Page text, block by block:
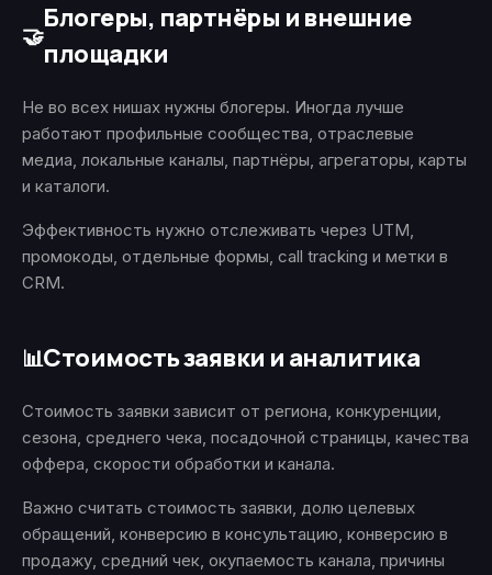
🤝
Блогеры, партнёры и внешние
площадки
Не во всех нишах нужны блогеры. Иногда лучше
работают профильные сообщества, отраслевые
медиа, локальные каналы, партнёры, агрегаторы, карты
и каталоги.
Эффективность нужно отслеживать через UTM,
промокоды, отдельные формы, call tracking и метки в
CRM.
📊Стоимость заявки и аналитика
Стоимость заявки зависит от региона, конкуренции,
сезона, среднего чека, посадочной страницы, качества
оффера, скорости обработки и канала.
Важно считать стоимость заявки, долю целевых
обращений, конверсию в консультацию, конверсию в
продажу, средний чек, окупаемость канала, причины